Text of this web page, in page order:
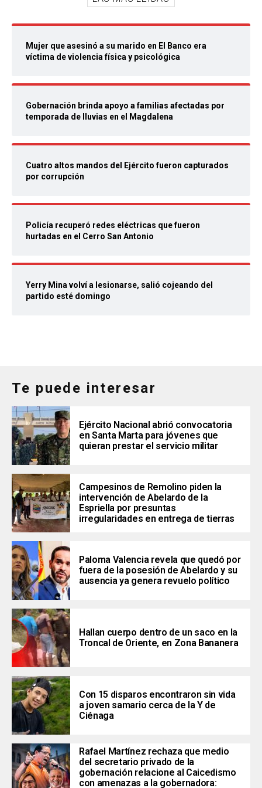
Mujer que asesinó a su marido en El Banco era
víctima de violencia física y psicológica
Gobernación brinda apoyo a familias afectadas por
temporada de lluvias en el Magdalena
Cuatro altos mandos del Ejército fueron capturados
por corrupción
Policía recuperó redes eléctricas que fueron
hurtadas en el Cerro San Antonio
Yerry Mina volví a lesionarse, salió cojeando del
partido esté domingo
Te puede interesar
Ejército Nacional abrió convocatoria
en Santa Marta para jóvenes que
quieran prestar el servicio militar
Campesinos de Remolino piden la
intervención de Abelardo de la
Espriella por presuntas
irregularidades en entrega de tierras
Paloma Valencia revela que quedó por
fuera de la posesión de Abelardo y su
ausencia ya genera revuelo político
Hallan cuerpo dentro de un saco en la
Troncal de Oriente, en Zona Bananera
Con 15 disparos encontraron sin vida
a joven samario cerca de la Y de
Ciénaga
Rafael Martínez rechaza que medio
del secretario privado de la
gobernación relacione al Caicedismo
con amenazas a la gobernadora: